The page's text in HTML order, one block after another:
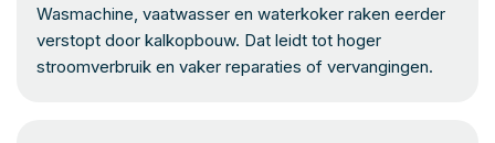
Wasmachine, vaatwasser en waterkoker raken eerder
verstopt door kalkopbouw. Dat leidt tot hoger
stroomverbruik en vaker reparaties of vervangingen.